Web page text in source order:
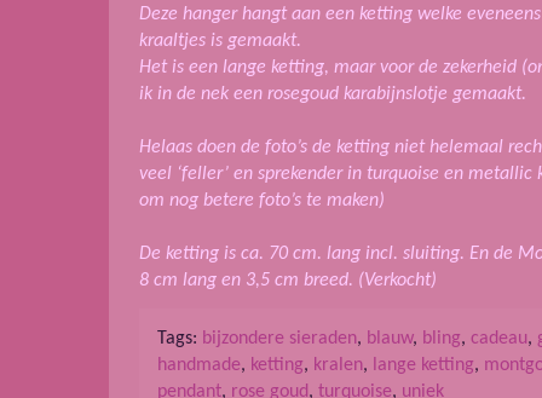
Deze hanger hangt aan een ketting welke
kraaltjes is gemaakt.
Het is een lange ketting, maar voor de zekerheid
ik in de nek een rosegoud karabijnslotje gemaakt.
Helaas doen de foto’s de ketting niet helemaal
veel ‘feller’ en sprekender in turquoise en
om nog betere foto’s te maken)
De ketting is ca. 70 cm. lang incl. sluiting. En de
8 cm lang en 3,5 cm breed. (Verkocht)
Tags: bijzondere sieraden, blauw, bling, cadeau,
handmade, ketting, kralen, lange ketting,
pendant, rose goud, turquoise, uniek